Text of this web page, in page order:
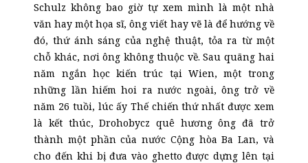
Schulz không bao giờ tự xem mình là một nhà
văn hay một họa sĩ, ông viết hay vẽ là để hướng về
đó, thứ ánh sáng của nghệ thuật, tỏa ra từ một
chỗ khác, nơi ông không thuộc về. Sau quãng hai
năm ngắn học kiến trúc tại Wien, một trong
những lần hiếm hoi ra nước ngoài, ông trở về
năm 26 tuồi, lúc ấy Thế chiến thứ nhất được xem
là kết thúc, Drohobycz quê hương ông đã trở
thành một phần của nước Cộng hòa Ba Lan, và
cho đến khi bị đưa vào ghetto được dựng lên tại